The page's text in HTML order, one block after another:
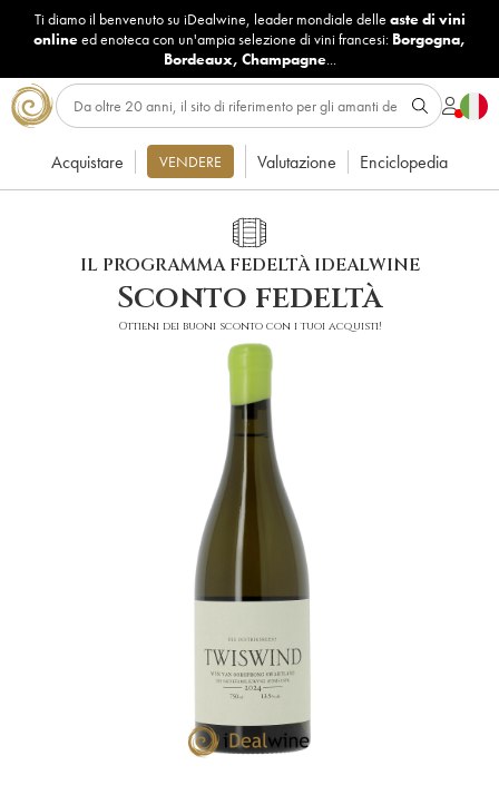
Ti diamo il benvenuto su iDealwine, leader mondiale delle aste di vini
onlineed enoteca con un'ampia selezione di vini francesi: Borgogna,
Bordeaux, Champagne...
Acquistare VENDERE Valutazione Enciclopedia
IL PROGRAMMA FEDELTÀ IDEALWINE
Sconto fedeltà
Ottieni dei buoni sconto con i tuoi acquisti!